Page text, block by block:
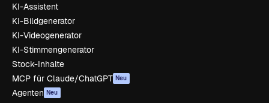
KI-Assistent
KI-Bildgenerator
KI-Videogenerator
KI-Stimmengenerator
Stock-Inhalte
MCP für Claude/ChatGPT Neu
Agenten Neu